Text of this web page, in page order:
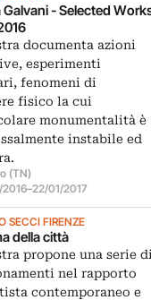
- Selected
documenta azioni
esperimenti
fenomeni di
fisico la cui
monumentalità è
instabile ed
(TN)
2016–22/01/2017
SECCI FIRENZE
della città
propone una serie
nel rapporto
contemporaneo e